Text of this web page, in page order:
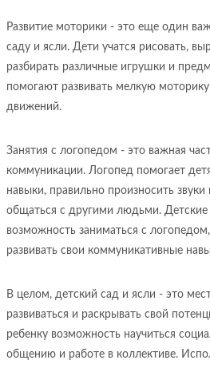
Развитие моторики - это еще один
саду и ясли. Дети учатся рисовать,
разбирать различные игрушки и
помогают развивать мелкую
движений.
Занятия с логопедом - это важная
коммуникации. Логопед помогает
навыки, правильно произносить звуки
общаться с другими людьми.
возможность заниматься с
развивать свои коммуникативные
В целом, детский сад и ясли - это
развиваться и раскрывать свой
ребенку возможность научиться
общению и работе в коллективе.